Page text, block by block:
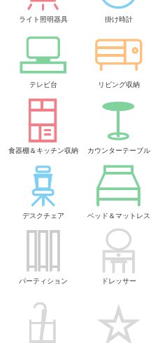
ライト照明器具 掛け時計
テレビ台 リビング収納
食器棚＆キッチン収納 カウンターテーブル
デスクチェア ベッド＆マットレス
パーティション ドレッサー